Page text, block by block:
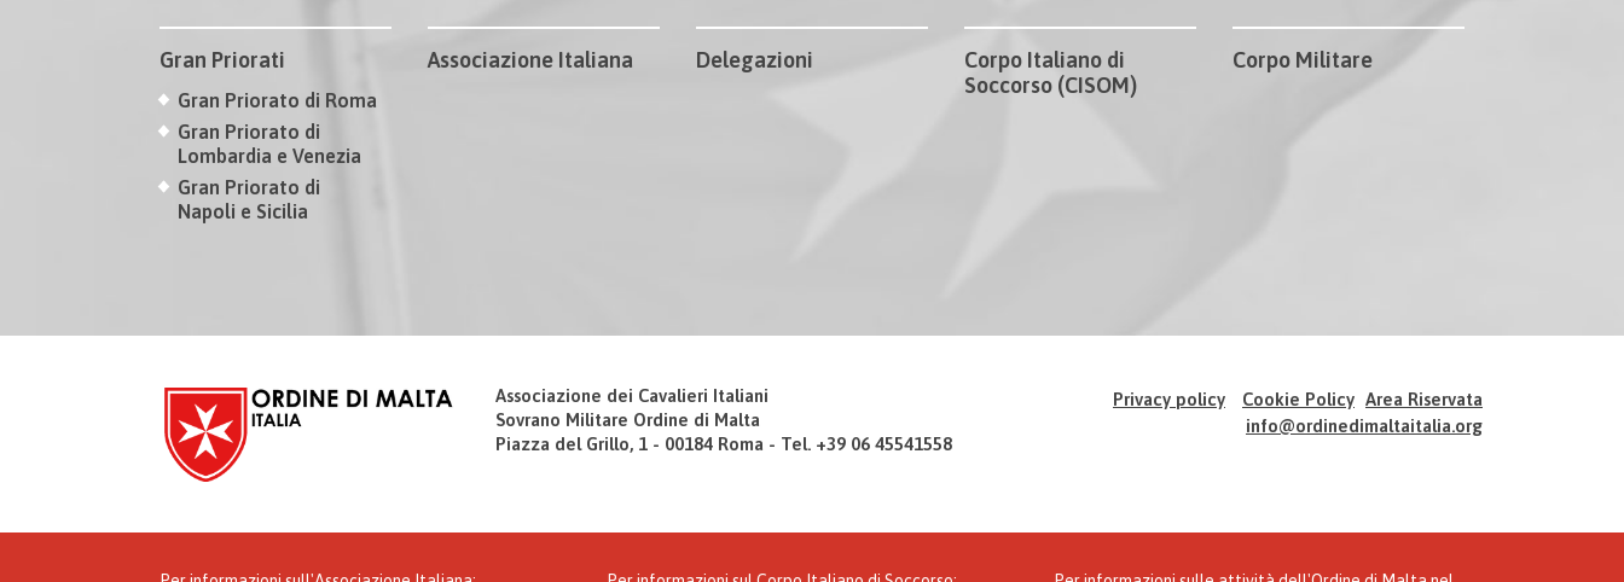
Gran Priorati
Gran Priorato di Roma
Gran Priorato di
Lombardia e Venezia
Gran Priorato di
Napoli e Sicilia
Associazione Italiana Delegazioni
Corpo Italiano di
Soccorso (CISOM)
Corpo Militare
Associazione dei Cavalieri Italiani
Sovrano Militare Ordine di Malta
Piazza del Grillo, 1 - 00184 Roma - Tel. +39 06 45541558
Privacy policy Cookie Policy Area Riservata
info@ordinedimaltaitalia.org